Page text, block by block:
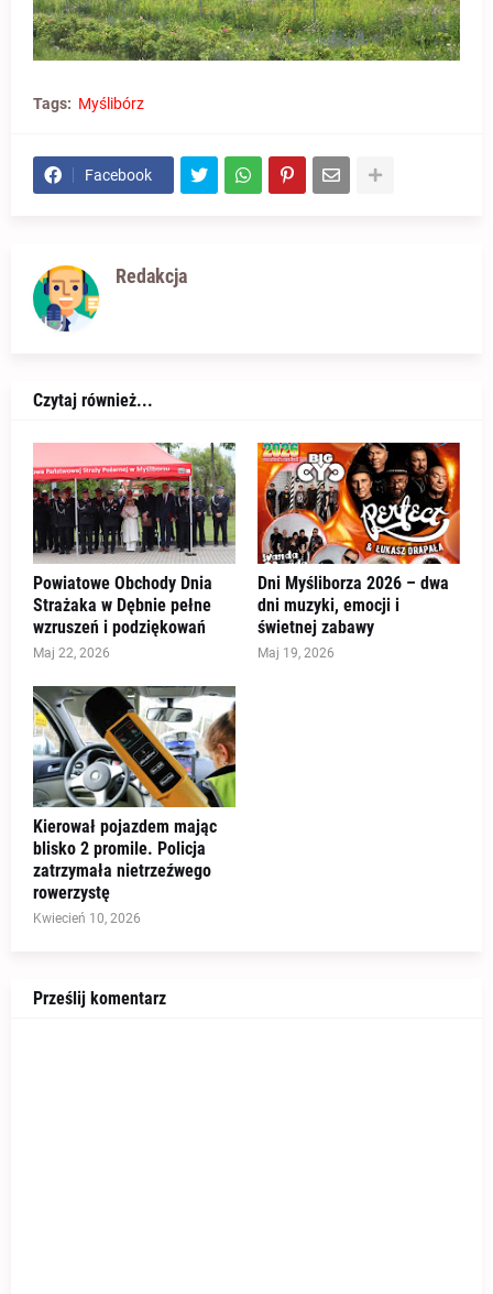
Tags: Myślibórz
Facebook
Redakcja
Czytaj również...
Powiatowe Obchody Dnia
Strażaka w Dębnie pełne
wzruszeń i podziękowań
Maj 22, 2026
Dni Myśliborza 2026 – dwa
dni muzyki, emocji i
świetnej zabawy
Maj 19, 2026
Kierował pojazdem mając
blisko 2 promile. Policja
zatrzymała nietrzeźwego
rowerzystę
Kwiecień 10, 2026
Prześlij komentarz